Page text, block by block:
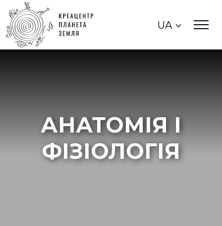
UA
АНАТОМІЯ І
ФІЗІОЛОГІЯ